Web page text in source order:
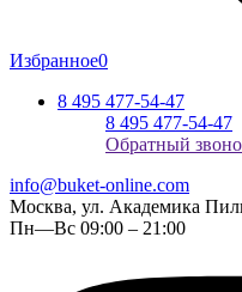
Избранное0
8 495 477-54-47
8 495 477-54-47
Обратный
info@buket-online.com
Москва, ул. Академика
Пн—Вс 09:00 – 21:00